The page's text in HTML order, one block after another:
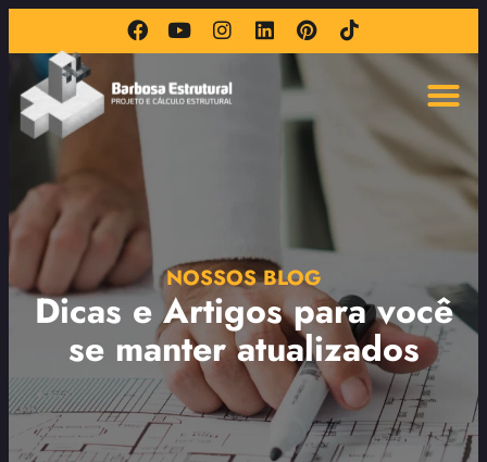
NOSSOS BLOG
Dicas e Artigos para você
se manter atualizados